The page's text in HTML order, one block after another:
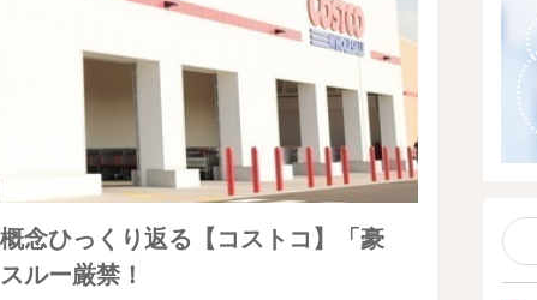
念ひっくり返る【コストコ】「豪
ルー厳禁！